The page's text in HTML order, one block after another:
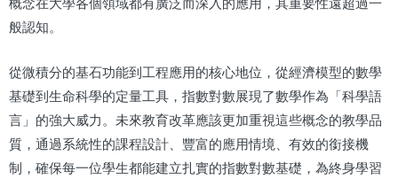
概念在大學各個領域都有廣泛而深入的應用，其重要性遠超過一
般認知。
從微積分的基石功能到工程應用的核心地位，從經濟模型的數學
基礎到生命科學的定量工具，指數對數展現了數學作為「科學語
言」的強大威力。未來教育改革應該更加重視這些概念的教學品
質，通過系統性的課程設計、豐富的應用情境、有效的銜接機
制，確保每一位學生都能建立扎實的指數對數基礎，為終身學習